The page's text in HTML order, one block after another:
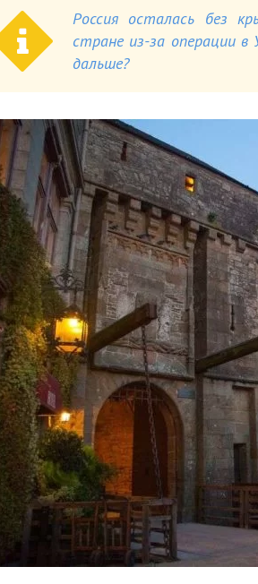
Россия осталась без
стране из-за операции
дальше?